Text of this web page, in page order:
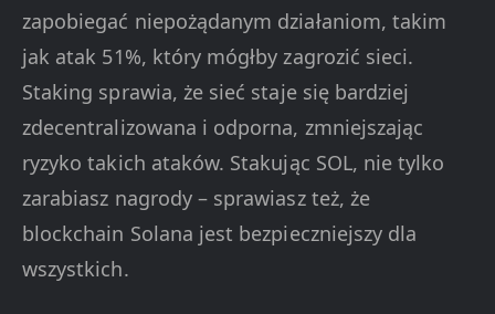
zapobiegać niepożądanym działaniom, takim
jak atak 51%, który mógłby zagrozić sieci.
Staking sprawia, że sieć staje się bardziej
zdecentralizowana i odporna, zmniejszając
ryzyko takich ataków. Stakując SOL, nie tylko
zarabiasz nagrody – sprawiasz też, że
blockchain Solana jest bezpieczniejszy dla
wszystkich.